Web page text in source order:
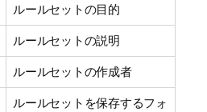
ルールセットの目的
ルールセットの説明
ルールセットの作成者
ルールセットを保存するフォ